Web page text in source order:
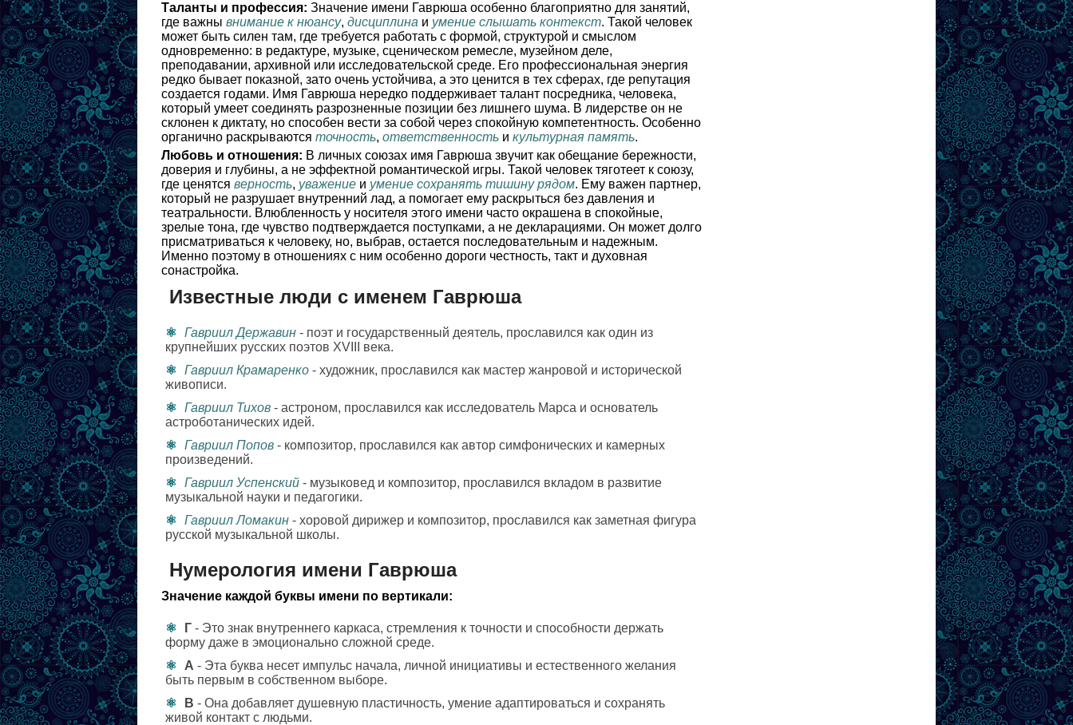
Таланты и профессия: Значение имени Гаврюша особенно благоприятно для занятий,
где важны внимание к нюансу, дисциплина и умение слышать контекст. Такой человек
может быть силен там, где требуется работать с формой, структурой и смыслом
одновременно: в редактуре, музыке, сценическом ремесле, музейном деле,
преподавании, архивной или исследовательской среде. Его профессиональная энергия
редко бывает показной, зато очень устойчива, а это ценится в тех сферах, где репутация
создается годами. Имя Гаврюша нередко поддерживает талант посредника, человека,
который умеет соединять разрозненные позиции без лишнего шума. В лидерстве он не
склонен к диктату, но способен вести за собой через спокойную компетентность. Особенно
органично раскрываются точность, ответственность и культурная память.
Любовь и отношения: В личных союзах имя Гаврюша звучит как обещание бережности,
доверия и глубины, а не эффектной романтической игры. Такой человек тяготеет к союзу,
где ценятся верность, уважение и умение сохранять тишину рядом. Ему важен партнер,
который не разрушает внутренний лад, а помогает ему раскрыться без давления и
театральности. Влюбленность у носителя этого имени часто окрашена в спокойные,
зрелые тона, где чувство подтверждается поступками, а не декларациями. Он может долго
присматриваться к человеку, но, выбрав, остается последовательным и надежным.
Именно поэтому в отношениях с ним особенно дороги честность, такт и духовная
сонастройка.
Известные люди с именем Гаврюша
Гавриил Державин - поэт и государственный деятель, прославился как один из
крупнейших русских поэтов XVIII века.
Гавриил Крамаренко - художник, прославился как мастер жанровой и исторической
живописи.
Гавриил Тихов - астроном, прославился как исследователь Марса и основатель
астроботанических идей.
Гавриил Попов - композитор, прославился как автор симфонических и камерных
произведений.
Гавриил Успенский - музыковед и композитор, прославился вкладом в развитие
музыкальной науки и педагогики.
Гавриил Ломакин - хоровой дирижер и композитор, прославился как заметная фигура
русской музыкальной школы.
Нумерология имени Гаврюша
Значение каждой буквы имени по вертикали:
Г - Это знак внутреннего каркаса, стремления к точности и способности держать
форму даже в эмоционально сложной среде.
А - Эта буква несет импульс начала, личной инициативы и естественного желания
быть первым в собственном выборе.
В - Она добавляет душевную пластичность, умение адаптироваться и сохранять
живой контакт с людьми.